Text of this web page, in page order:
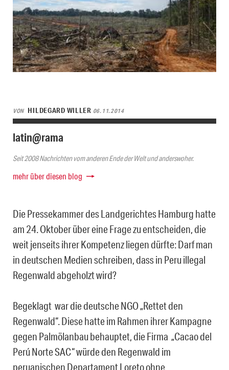
VON HILDEGARD WILLER 06.11.2014
latin@rama
Seit 2008 Nachrichten vom anderen Ende der Welt und anderswoher.
mehr über diesen blog
Die Pressekammer des Landgerichtes Hamburg hatte
am 24. Oktober über eine Frage zu entscheiden, die
weit jenseits ihrer Kompetenz liegen dürfte: Darf man
in deutschen Medien schreiben, dass in Peru illegal
Regenwald abgeholzt wird?
Begeklagt war die deutsche NGO „Rettet den
Regenwald“. Diese hatte im Rahmen ihrer Kampagne
gegen Palmölanbau behauptet, die Firma „Cacao del
Perú Norte SAC“ würde den Regenwald im
peruanischen Departament Loreto ohne